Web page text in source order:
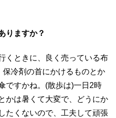
りますか？
くときに、良く売っている布
冷剤の首にかけるものとか
ですかね。(散歩は)一日2時
かは暑くて大変で、どうにか
たくないので、工夫して頑張